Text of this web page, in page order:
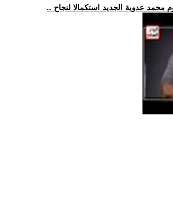
محمد عدوية الجديد استكمالا لنجاح